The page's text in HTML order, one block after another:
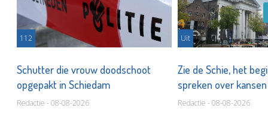
112
Schutter die vrouw doodschoot
opgepakt in Schiedam
Redactie - 08-08-2026
Uit
Zie de Schie, het
spreken over
Redactie - 08-08-2026